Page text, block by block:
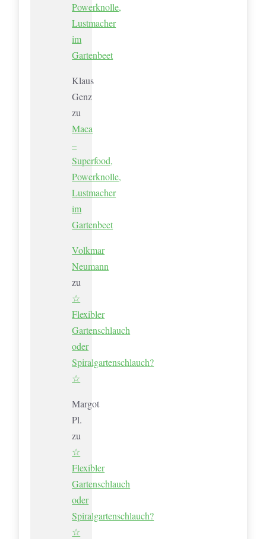
Powerknolle,
Lustmacher
im
Gartenbeet
Klaus
Genz
zu
Maca
–
Superfood,
Powerknolle,
Lustmacher
im
Gartenbeet
Volkmar
Neumann
zu
☆
Flexibler
Gartenschlauch
oder
Spiralgartenschlauch?
☆
Margot
Pl.
zu
☆
Flexibler
Gartenschlauch
oder
Spiralgartenschlauch?
☆